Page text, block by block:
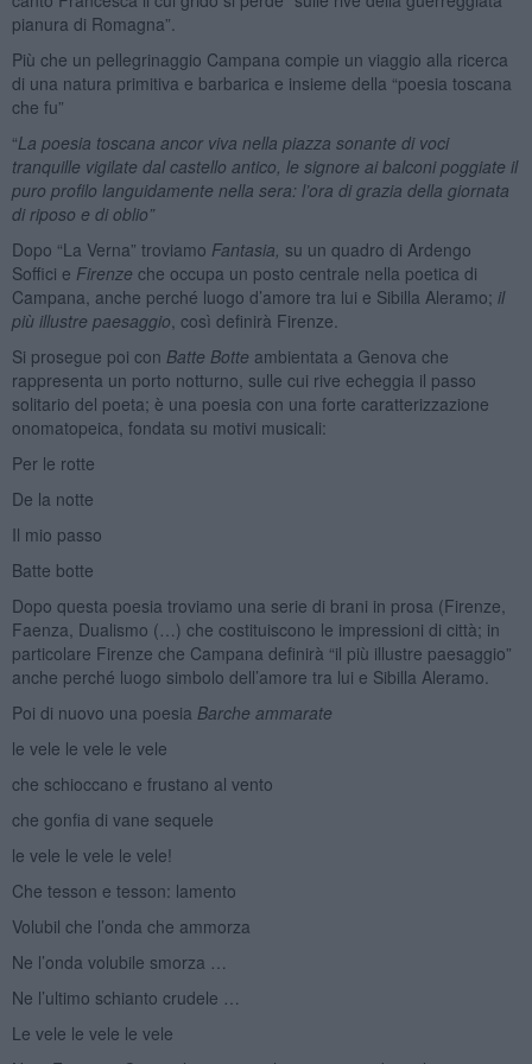
pianura di Romagna”.
Più che un pellegrinaggio Campana compie un viaggio alla ricerca
di una natura primitiva e barbarica e insieme della “poesia toscana
che fu”
“La poesia toscana ancor viva nella piazza sonante di voci
tranquille vigilate dal castello antico, le signore ai balconi poggiate il
puro profilo languidamente nella sera: l’ora di grazia della giornata
di riposo e di oblio”
Dopo “La Verna” troviamo Fantasia, su un quadro di Ardengo
Soffici e Firenze che occupa un posto centrale nella poetica di
Campana, anche perché luogo d’amore tra lui e Sibilla Aleramo; il
più illustre paesaggio , così definirà Firenze.
Si prosegue poi con Batte Botte ambientata a Genova che
rappresenta un porto notturno, sulle cui rive echeggia il passo
solitario del poeta; è una poesia con una forte caratterizzazione
onomatopeica, fondata su motivi musicali:
Per le rotte
De la notte
Il mio passo
Batte botte
Dopo questa poesia troviamo una serie di brani in prosa (Firenze,
Faenza, Dualismo (…) che costituiscono le impressioni di città; in
particolare Firenze che Campana definirà “il più illustre paesaggio”
anche perché luogo simbolo dell’amore tra lui e Sibilla Aleramo.
Poi di nuovo una poesia Barche ammarate
le vele le vele le vele
che schioccano e frustano al vento
che gonfia di vane sequele
le vele le vele le vele!
Che tesson e tesson: lamento
Volubil che l’onda che ammorza
Ne l’onda volubile smorza …
Ne l’ultimo schianto crudele …
Le vele le vele le vele